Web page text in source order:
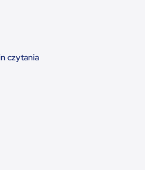
czytania